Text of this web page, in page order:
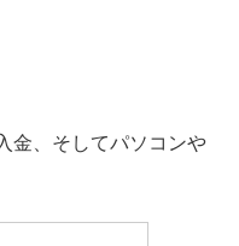
金、そしてパソコンや